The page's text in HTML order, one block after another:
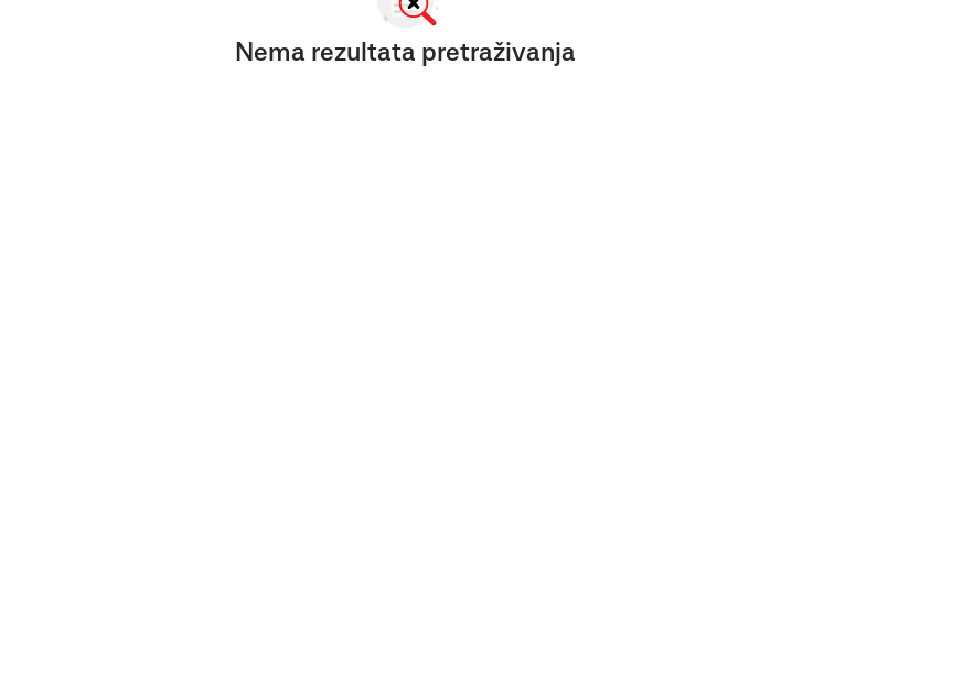
Nema rezultata pretraživanja